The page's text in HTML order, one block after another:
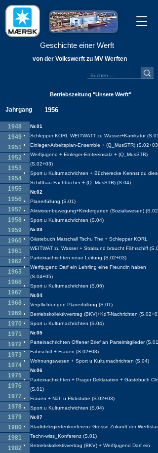
Geschichte einer Werft
von der Volkswerft zu MV Werften
Betriebszeitung "Unsere Werft"
Jahrgang 1956
1948
1949
1951
1952
1953
1954
1955
1956
1957
1958
1959
1960
1961
1962
1963
1966
1967
1968
1969
1970
1971
1972
1973
1974
1975
1976
1977
1978
1979
1980
1981
1982
Nr.01
Schlepper KORL WEITWATT zu Wasser+Karrikatur (S.01)
Einleger-Arbeitsplan-Ensemble + (Q_MusSTR) (S.02+03)
Werftjugend + Einleger-Ernteeinsatz + (Q_MusSTR)
(S.02+03)
Sport u Kulturnachrichten + Bücherecke Kennst du diese
Schiffbau-Fachbücher + (Q_MusSTR) (S.04)
Nr.02
Planerfüllung (S.01)
Aktivistenbewegung+Kindergarten (Sozialswesen)
Sport u Kulturnachrichten (S.04)
Nr.03
Gästebuch Marschall Tschu The + Schlepper KORL
WEITWAT zu Wasser + Stralsund braucht Fährschiff
Parteinachrichten neue Leitung (S.02+03)
Werftjugend Darf ein Lehrling eine Freundin haben
(S.04+05)
Sport u Kulturnachrichten (S.06)
Nr.04
Verpflichtungen Planerfüllung (S.01)
Betriebskollektivvertrag (BKV)+KdT-Nachrichten
Sport u Kulturnachrichten (S.04)
Nr.05
Parteinachrichten Offener Brief an Parteimitglieder (S.01)
Fährschiff + Frauen (S.02+03)
Wohnungswesen + Sport u Kulturnachrichten (S.04)
Nr.06
Parteinachrichten + Prager Deklaration + Gästebuch
(S.01)
Frauen + Näh u Flickstube (S.02+03)
Sport u Kulturnachrichten (S.04)
Nr.07
Stadtdelegiertenkonferenz Grosse Zukunft der
Techn-wiss_Konferenz (S.01)
Betriebskollektivvertrag (BKV) + Werftjugend Darf ein